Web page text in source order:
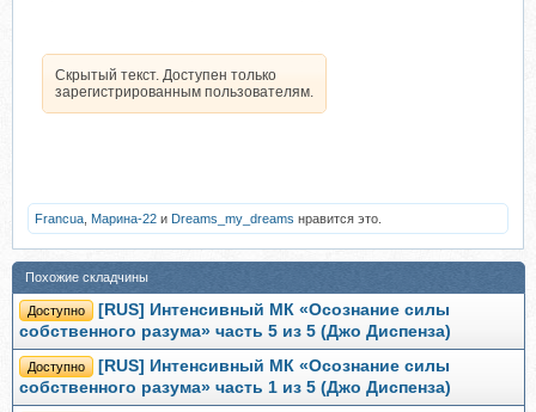
Скрытый текст. Доступен только
зарегистрированным пользователям.
Francua Марина-22 и Dreams_my_dreams нравится это.
Похожие складчины
Доступно
[RUS] Интенсивный МК «Осознание силы
собственного разума» часть 5 из 5 (Джо Диспенза)
Доступно
[RUS] Интенсивный МК «Осознание силы
собственного разума» часть 1 из 5 (Джо Диспенза)